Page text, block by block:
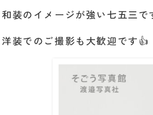
和装のイメージが強い七五三で
洋装でのご撮影も大歓迎です👍